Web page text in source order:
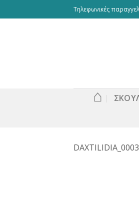
to
Τηλεφωνικές
⌂